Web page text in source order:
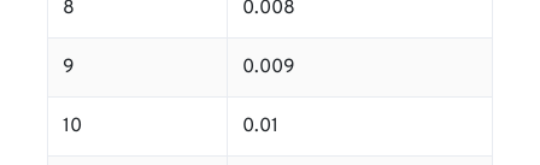
8 0.008
9 0.009
10 0.01